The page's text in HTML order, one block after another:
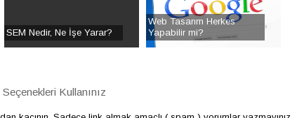
SEM Nedir, Ne İşe Yarar?
Web Tasarım Herkes
Yapabilir mi?
Kullanınız